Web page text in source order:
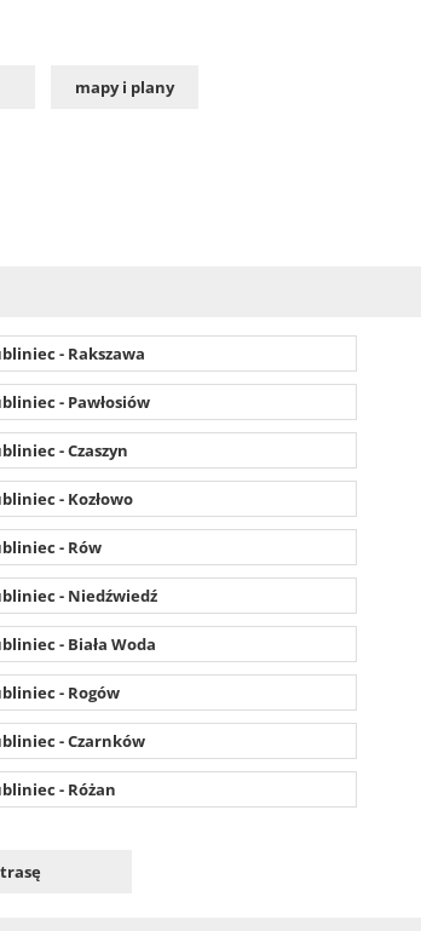
mapy i plany
- Rakszawa
- Pawłosiów
- Czaszyn
- Kozłowo
- Rów
- Niedźwiedź
- Biała Woda
- Rogów
- Czarnków
- Różan